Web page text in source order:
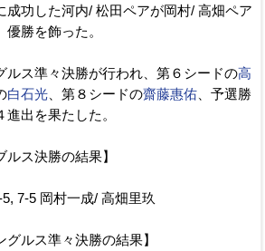
成功した河内/ 松田ペアが岡村/ 高畑ペア
勝を飾った。
ルス準々決勝が行われ、第６シードの高
白石光 、第８シードの齋藤惠佑 、予選勝
出を果たした。
ルス決勝の結果】
7-5 岡村一成/ 高畑里玖
グルス準々決勝の結果】